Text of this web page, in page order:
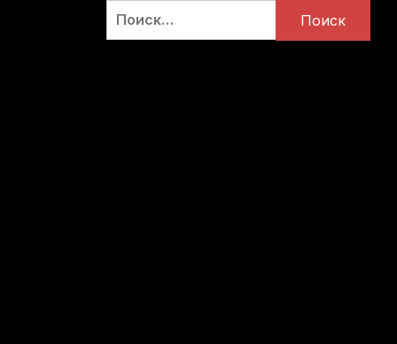
Найти: